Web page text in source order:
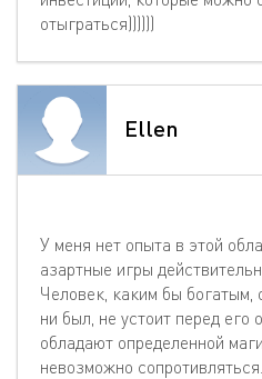
отыграться))))))
Ellen
У меня нет опыта в этой
азартные игры
Человек, каким бы богатым,
ни был, не устоит перед
обладают определенной
невозможно сопротивляться.